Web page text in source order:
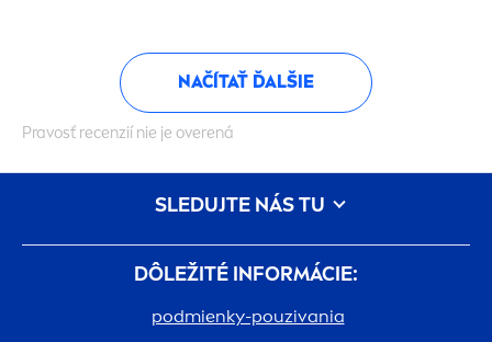
NAČÍTAŤ ĎALŠIE
Pravosť recenzií nie je overená
DÔLEŽITÉ INFORMÁCIE:
podmienky-pouzivania
SLEDUJTE NÁS TU